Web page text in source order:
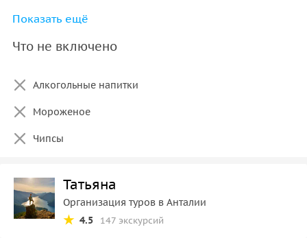
Обед и безалкогольные напитки в неограниченном
Показать ещё
Что не включено
Алкогольные напитки
Мороженое
Чипсы
Татьяна
Организация туров в Анталии
4.5
147 экскурсий